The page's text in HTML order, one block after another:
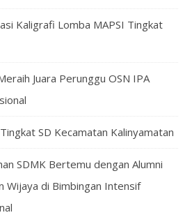
Kaligrafi Lomba MAPSI Tingkat
Juara Perunggu OSN IPA
SD Kecamatan Kalinyamatan
SDMK Bertemu dengan Alumni
Wijaya di Bimbingan Intensif